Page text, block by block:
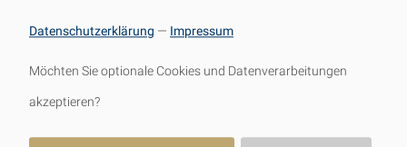
Antwort
Datenschutzerklärung — Impressum
Möchten Sie optionale Cookies und Datenverarbeitungen
akzeptieren?